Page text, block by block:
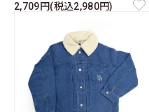
2,709円(税込2,980円)